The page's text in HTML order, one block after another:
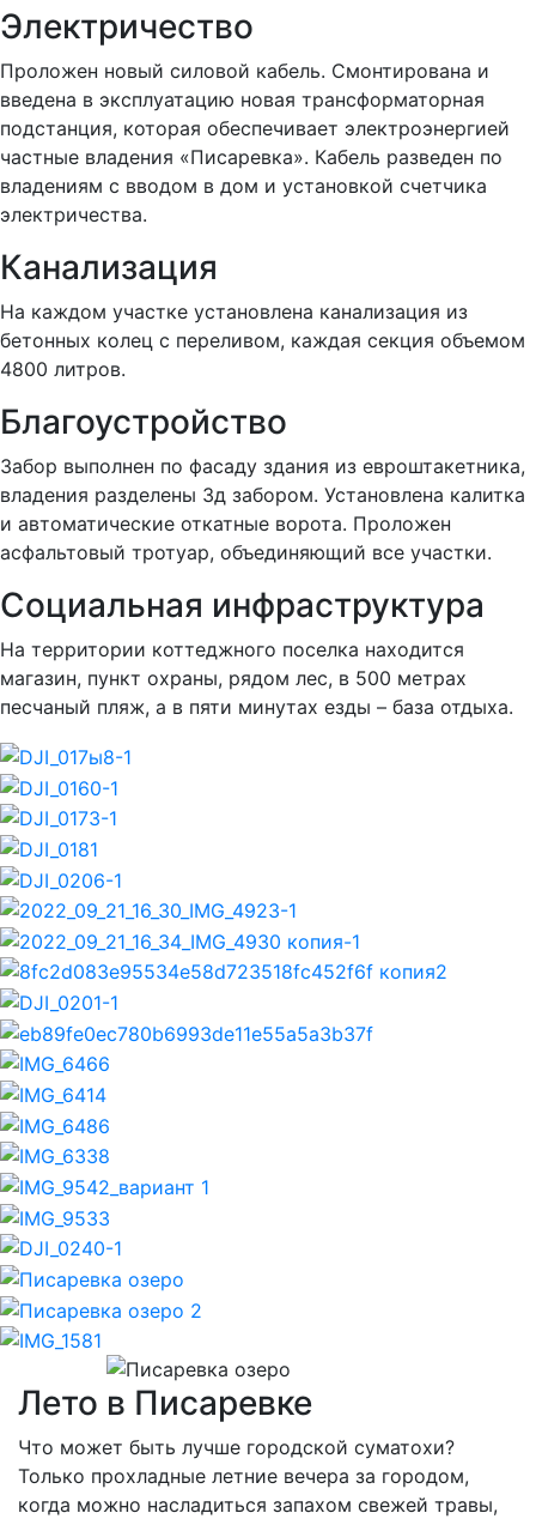
Электричество
Проложен новый силовой кабель. Смонтирована и
введена в эксплуатацию новая трансформаторная
подстанция, которая обеспечивает электроэнергией
частные владения «Писаревка». Кабель разведен по
владениям с вводом в дом и установкой счетчика
электричества.
Канализация
На каждом участке установлена канализация из
бетонных колец с переливом, каждая секция объемом
4800 литров.
Благоустройство
Забор выполнен по фасаду здания из евроштакетника,
владения разделены 3д забором. Установлена калитка
и автоматические откатные ворота. Проложен
асфальтовый тротуар, объединяющий все участки.
Социальная инфраструктура
На территории коттеджного поселка находится
магазин, пункт охраны, рядом лес, в 500 метрах
песчаный пляж, а в пяти минутах езды – база отдыха.
Лето в Писаревке
Что может быть лучше городской суматохи?
Только прохладные летние вечера за городом,
когда можно насладиться запахом свежей травы,